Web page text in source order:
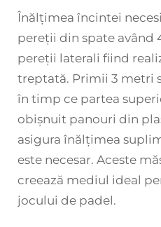
Înălțimea încintei
pereții din spate având
pereții laterali fiind
treptată. Primii 3 metri
în timp ce partea
obișnuit panouri din
asigura înălțimea
este necesar. Aceste
creează mediul ideal
jocului de padel.